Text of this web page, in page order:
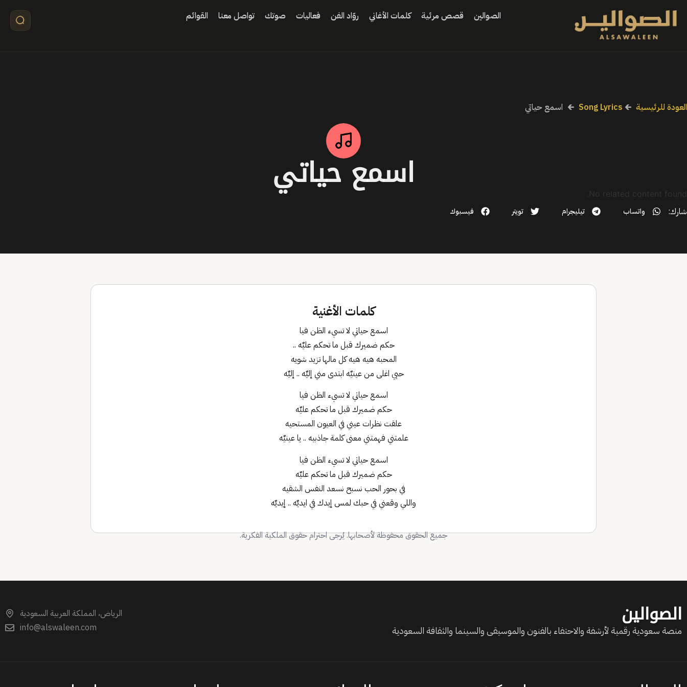
الصوالين قصص مرئية كلمات الأغاني روّاد الفن فعاليات صوتك تواصل معنا القوائم
العودة للرئيسية 🡰
Song Lyrics
🡰 اسمع حياتي
اسمع حياتي No related content found.
شارك: واتساب تيليجرام تويتر فيسبوك
كلمات الأغنية
اسمع حياتي لا تسيء الظن فيا
حكم ضميرك قبل ما تحكم عليٌه ..
المحبه هيه هيه كل مالها تزيد شويه
حبي اغلى من عينيٌه ابتدى مني إليٌه .. إليٌه
اسمع حياتي لا تسيء الظن فيا
حكم ضميرك قبل ما تحكم عليٌه
علقت نظرات عيني في العيون المستحيه
علمتني فهمتني معنى كلمة جاذبيه .. يا عينيٌه
اسمع حياتي لا تسيء الظن فيا
حكم ضميرك قبل ما تحكم عليٌه
في بحور الحب نسبح نسعد النفس الشقيه
واللي وقعني في حبك لمس إيدك في ايديٌه .. إيديٌه
جميع الحقوق محفوظة لأصحابها. يُرجى احترام حقوق الملكية الفكرية.
الصوالين
منصة سعودية رقمية لأرشفة والاحتفاء بالفنون والموسيقى والسينما والثقافة السعودية
الرياض، المملكة العربية السعودية
info@alswaleen.com